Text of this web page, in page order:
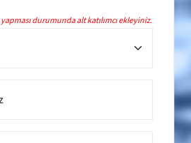
durumunda alt katılımcı ekleyiniz.